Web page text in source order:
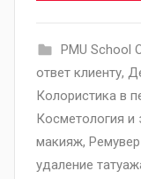
PMU School
ответ клиенту,
Колористика в
Косметология
макияж,
удаление